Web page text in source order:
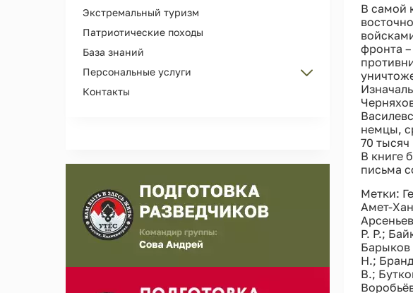
Экстремальный туризм
Патриотические походы
База знаний
Персональные услуги
Персональные тренировки
Контакты
В самой
фронта
немцы,
70
В книге
письма
Метки:
Амет-
Р. Р.;
Н.;
В.;